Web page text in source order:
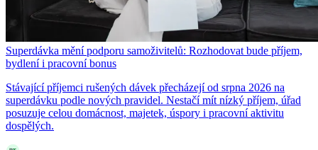
Superdávka mění podporu samoživitelů: Rozhodovat bude příjem,
bydlení i pracovní bonus
Stávající příjemci rušených dávek přecházejí od srpna 2026 na
superdávku podle nových pravidel. Nestačí mít nízký příjem, úřad
posuzuje celou domácnost, majetek, úspory i pracovní aktivitu
dospělých.